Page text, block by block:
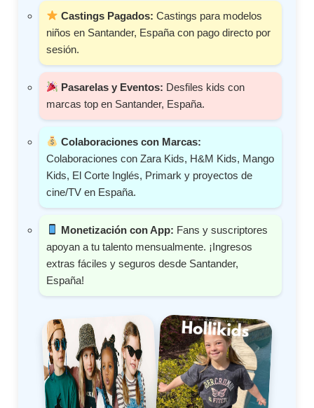
Castings Pagados: Castings para modelos
niños en Santander, España con pago directo por
sesión.
Pasarelas y Eventos: Desfiles kids con
marcas top en Santander, España.
Colaboraciones con Marcas:
Colaboraciones con Zara Kids, H&M Kids, Mango
Kids, El Corte Inglés, Primark y proyectos de
cine/TV en España.
Monetización con App: Fans y suscriptores
apoyan a tu talento mensualmente. ¡Ingresos
extras fáciles y seguros desde Santander,
España!